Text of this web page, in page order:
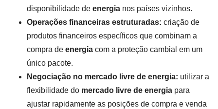
disponibilidade de energia nos países vizinhos.
Operações financeiras estruturadas: criação de
produtos financeiros específicos que combinam a
compra de energia com a proteção cambial em um
único pacote.
Negociação no mercado livre de energia: utilizar a
flexibilidade do mercado livre de energia para
ajustar rapidamente as posições de compra e venda